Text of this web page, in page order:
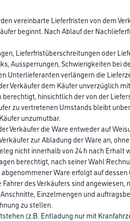
vereinbarte Lieferfristen von dem
beginnt. Nach Ablauf der
Lieferfristüberschreitungen oder
Aussperrungen, Schwierigkeiten bei
Unterlieferanten verlängern die
Verkäufer dem Käufer unverzüglich
hinsichtlich der von der
zu vertretenen Umstands bleibt
unzumutbar.
Verkäufer die Ware entweder auf
zur Abladung der Ware an,
nicht innerhalb von 24 h nach
berechtigt, nach seiner Wahl
Ware erfolgt auf
des Verkäufers sind
Einzelmengen und
zu stellen.
(z.B. Entladung nur mit